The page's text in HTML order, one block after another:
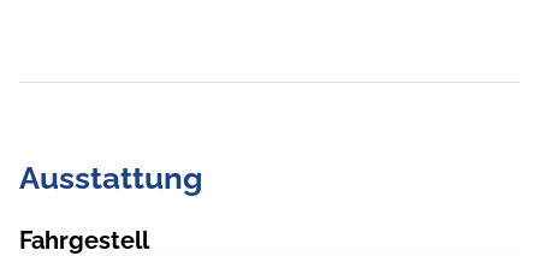
Ausstattung
Fahrgestell